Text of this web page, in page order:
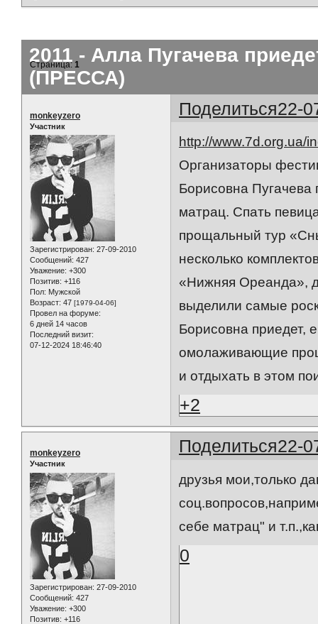
2011 - Алла Пугачева
(ПРЕССА)
Страница:1
Поделиться22-
monkeyzero
Участник
Зарегистрирован: 27-09-2010
Сообщений: 427
Уважение: +300
Позитив: +116
Пол: Мужской
Возраст: 47 [1979-04-06]
Провел на форуме:
6 дней 14 часов
Последний визит:
07-12-2024 18:46:40
http://www.7d.org.ua/
Организаторы
Борисовна Пугачева
матрац. Спать
прощальный тур
несколько
«Нижняя Ореанда»,
выделили самые
Борисовна приедет,
омолаживающие
и отдыхать в этом
+2
Поделиться22-
monkeyzero
Участник
Зарегистрирован: 27-09-2010
Сообщений: 427
Уважение: +300
Позитив: +116
друзья мои,только
себе матрац" и
0